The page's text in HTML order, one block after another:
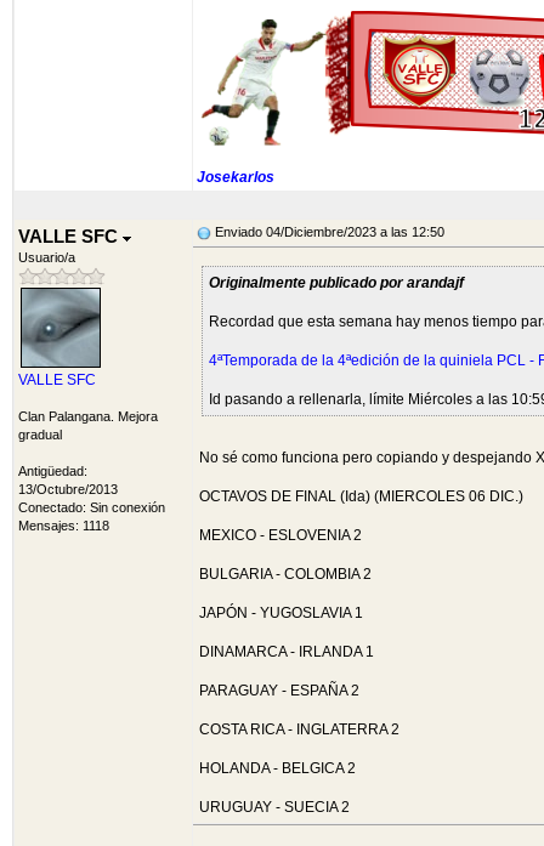
Josekarlos
VALLE SFC
Usuario/a
VALLE SFC
Clan Palangana. Mejora
gradual
Antigüedad:
13/Octubre/2013
Conectado: Sin conexión
Mensajes: 1118
Enviado 04/Diciembre/2023 a las 12:50
Originalmente publicado por arandajf
Recordad que esta semana hay menos tiempo
4ªTemporada de la 4ªedición de la quiniela PCL -
Id pasando a rellenarla, límite Miércoles a las
No sé como funciona pero copiando y despejando X
OCTAVOS DE FINAL (Ida) (MIERCOLES 06 DIC.)
MEXICO - ESLOVENIA 2
BULGARIA - COLOMBIA 2
JAPÓN - YUGOSLAVIA 1
DINAMARCA - IRLANDA 1
PARAGUAY - ESPAÑA 2
COSTA RICA - INGLATERRA 2
HOLANDA - BELGICA 2
URUGUAY - SUECIA 2